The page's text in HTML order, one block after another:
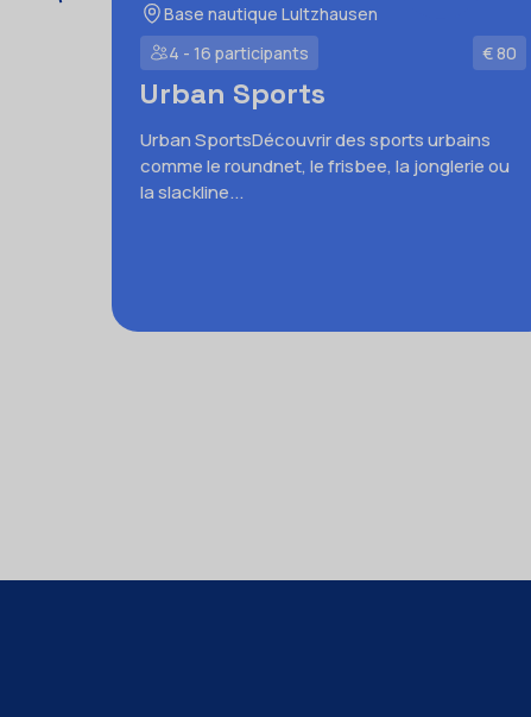
Base nautique Lultzhausen
4 - 16 participants
€ 80
Urban Sports
Urban SportsDécouvrir des sports urbains
comme le roundnet, le frisbee, la jonglerie ou
la slackline...